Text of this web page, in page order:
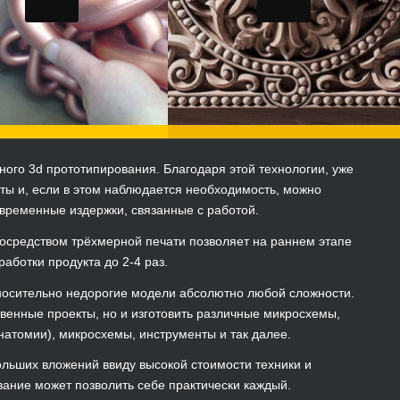
3d прототипирования. Благодаря этой технологии, уже
и, если в этом наблюдается необходимость, можно
издержки, связанные с работой.
трёхмерной печати позволяет на раннем этапе
продукта до 2-4 раз.
недорогие модели абсолютно любой сложности.
проекты, но и изготовить различные микросхемы,
микросхемы, инструменты и так далее.
вложений ввиду высокой стоимости техники и
может позволить себе практически каждый.